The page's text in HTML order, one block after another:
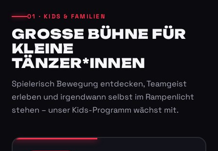
01 · KIDS & FAMILIEN
GROSSE BÜHNE FÜR K
LEINE T
ÄNZER*INNEN
Spielerisch Bewegung entdecken, Teamgeist
erleben und irgendwann selbst im Rampenlicht
stehen – unser Kids-Programm wächst mit.